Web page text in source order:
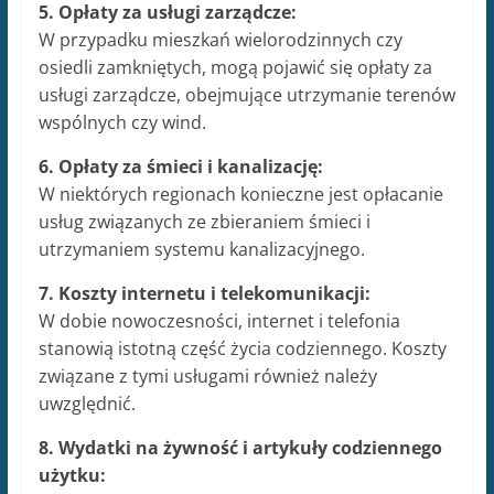
5. Opłaty za usługi zarządcze:
W przypadku mieszkań wielorodzinnych czy
osiedli zamkniętych, mogą pojawić się opłaty za
usługi zarządcze, obejmujące utrzymanie terenów
wspólnych czy wind.
6. Opłaty za śmieci i kanalizację:
W niektórych regionach konieczne jest opłacanie
usług związanych ze zbieraniem śmieci i
utrzymaniem systemu kanalizacyjnego.
7. Koszty internetu i telekomunikacji:
W dobie nowoczesności, internet i telefonia
stanowią istotną część życia codziennego. Koszty
związane z tymi usługami również należy
uwzględnić.
8. Wydatki na żywność i artykuły codziennego
użytku: